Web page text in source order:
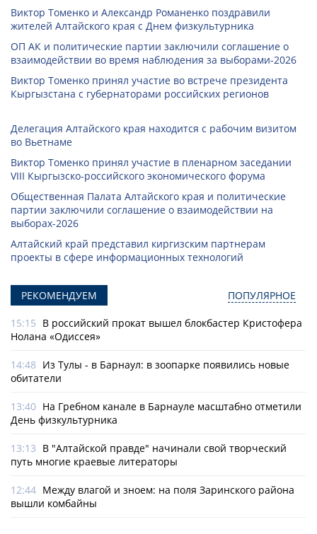
Виктор Томенко и Александр Романенко поздравили
жителей Алтайского края с Днем физкультурника
ОП АК и политические партии заключили соглашение о
взаимодействии во время наблюдения за выборами-2026
Виктор Томенко принял участие во встрече президента
Кыргызстана с губернаторами российских регионов
Делегация Алтайского края находится с рабочим визитом
во Вьетнаме
Виктор Томенко принял участие в пленарном заседании
VIII Кыргызско-российского экономического форума
Общественная Палата Алтайского края и политические
партии заключили соглашение о взаимодействии на
выборах-2026
Алтайский край представил киргизским партнерам
проекты в сфере информационных технологий
РЕКОМЕНДУЕМ ПОПУЛЯРНОЕ
15:15 В российский прокат вышел блокбастер Кристофера
Нолана «Одиссея»
14:48 Из Тулы - в Барнаул: в зоопарке появились новые
обитатели
13:40 На Гребном канале в Барнауле масштабно отметили
День физкультурника
13:13 В "Алтайской правде" начинали свой творческий
путь многие краевые литераторы
12:44 Между влагой и зноем: на поля Заринского района
вышли комбайны